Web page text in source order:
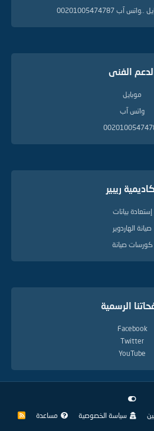
00201005474787
الفنى
موبايل
واتس آب
ريبير
إستعادة بيانات
صيانة الهاردوير
كورسات صيانة
الرسمية
Facebook
Twitter
YouTube
سياسة الخصوصية مساعدة
R